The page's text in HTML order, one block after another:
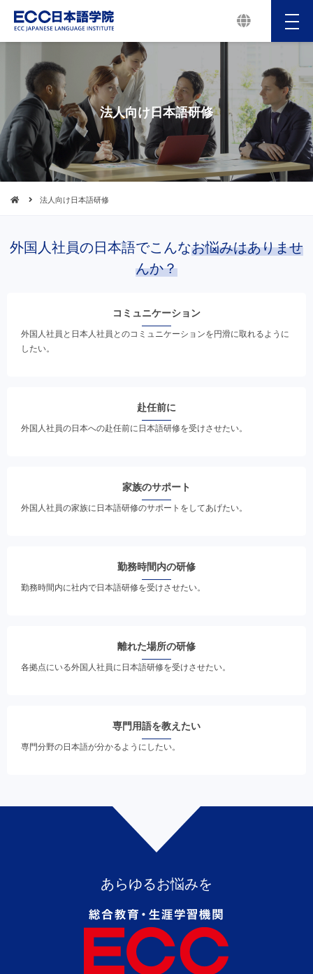
メ
ニ
ー
法人向け日本語研修
法人向け日本語研修
外国人社員の日本語でこんなお悩みはありませ
んか？
コミュニケーション
外国人社員と日本人社員とのコミュニケーションを円滑に取れるように
したい。
赴任前に
外国人社員の日本への赴任前に日本語研修を受けさせたい。
家族のサポート
外国人社員の家族に日本語研修のサポートをしてあげたい。
勤務時間内の研修
勤務時間内に社内で日本語研修を受けさせたい。
離れた場所の研修
各拠点にいる外国人社員に日本語研修を受けさせたい。
専門用語を教えたい
専門分野の日本語が分かるようにしたい。
あらゆるお悩みを